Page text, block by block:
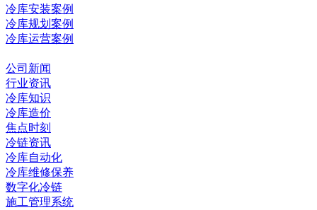
冷库安装案例
冷库规划案例
冷库运营案例
公司新闻
行业资讯
冷库知识
冷库造价
焦点时刻
冷链资讯
冷库自动化
冷库维修保养
数字化冷链
施工管理系统